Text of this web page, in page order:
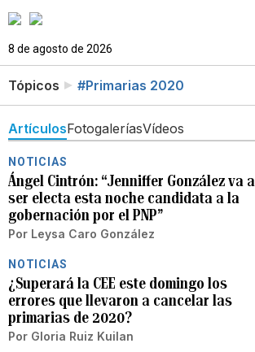
8 de agosto de 2026
Tópicos #Primarias 2020
ArtículosFotogaleríasVídeos
NOTICIAS
Ángel Cintrón: “Jenniffer González va a
ser electa esta noche candidata a la
gobernación por el PNP”
Por Leysa Caro González
NOTICIAS
¿Superará la CEE este domingo los
errores que llevaron a cancelar las
primarias de 2020?
Por Gloria Ruiz Kuilan